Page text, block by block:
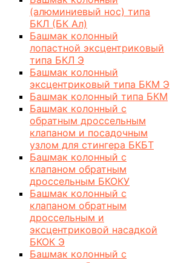
(алюминиевый нос) типа
БКЛ (БК Ал)
Башмак колонный
лопастной эксцентриковый
типа БКЛ Э
Башмак колонный
эксцентриковый типа БКМ Э
Башмак колонный типа БКМ
Башмак колонный с
обратным дроссельным
клапаном и посадочным
узлом для стингера БКБТ
Башмак колонный с
клапаном обратным
дроссельным БКОКУ
Башмак колонный с
клапаном обратным
дроссельным и
эксцентриковой насадкой
БКОК Э
Башмак колонный с